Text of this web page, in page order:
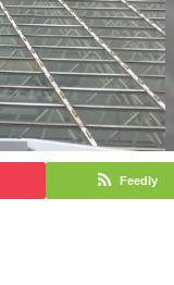
Feedly